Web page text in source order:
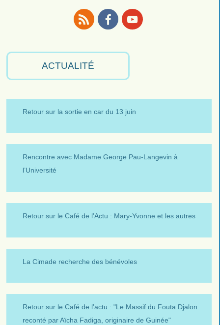
ACTUALITÉ
Retour sur la sortie en car du 13 juin
Rencontre avec Madame George Pau-Langevin à
l’Université
Retour sur le Café de l’Actu : Mary-Yvonne et les autres
La Cimade recherche des bénévoles
Retour sur le Café de l’actu : "Le Massif du Fouta Djalon
reconté par Aïcha Fadiga, originaire de Guinée"